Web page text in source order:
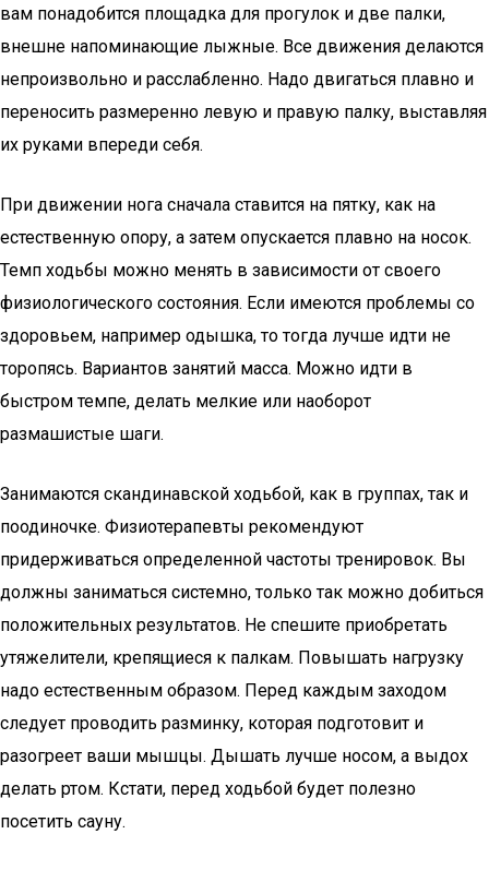
вам понадобится площадка для прогулок и две палки,
внешне напоминающие лыжные. Все движения делаются
непроизвольно и расслабленно. Надо двигаться плавно и
переносить размеренно левую и правую палку, выставляя
их руками впереди себя.
При движении нога сначала ставится на пятку, как на
естественную опору, а затем опускается плавно на носок.
Темп ходьбы можно менять в зависимости от своего
физиологического состояния. Если имеются проблемы со
здоровьем, например одышка, то тогда лучше идти не
торопясь. Вариантов занятий масса. Можно идти в
быстром темпе, делать мелкие или наоборот
размашистые шаги.
Занимаются скандинавской ходьбой, как в группах, так и
поодиночке. Физиотерапевты рекомендуют
придерживаться определенной частоты тренировок. Вы
должны заниматься системно, только так можно добиться
положительных результатов. Не спешите приобретать
утяжелители, крепящиеся к палкам. Повышать нагрузку
надо естественным образом. Перед каждым заходом
следует проводить разминку, которая подготовит и
разогреет ваши мышцы. Дышать лучше носом, а выдох
делать ртом. Кстати, перед ходьбой будет полезно
посетить сауну.